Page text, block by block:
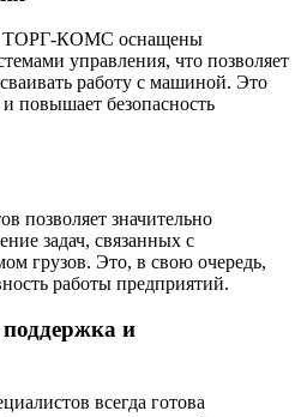
ТОРГ-КОМС оснащены
управления, что позволяет
работу с машиной. Это
повышает безопасность
позволяет значительно
задач, связанных с
грузов. Это, в свою очередь,
работы предприятий.
и
всегда готова